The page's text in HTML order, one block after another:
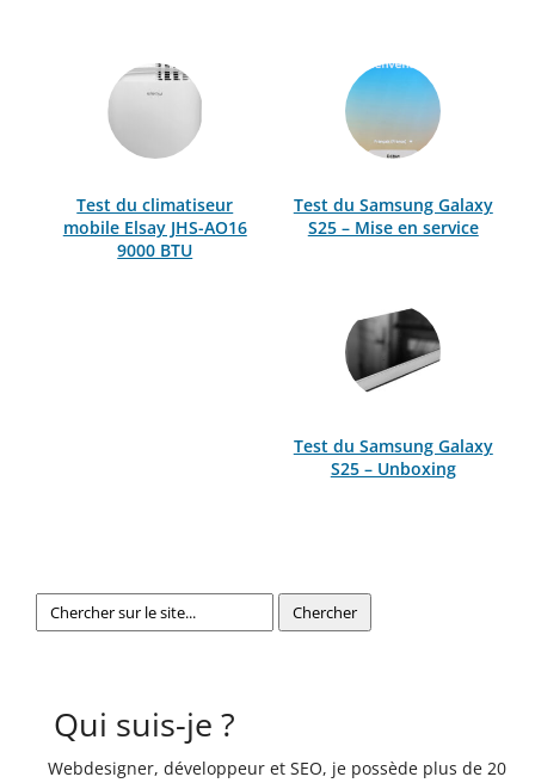
Test du climatiseur
mobile Elsay JHS-AO16
9000 BTU
Test du Samsung Galaxy
S25 – Mise en service
Test du Samsung Galaxy
S25 – Unboxing
Qui suis-je ?
Webdesigner, développeur et SEO, je possède plus de 20